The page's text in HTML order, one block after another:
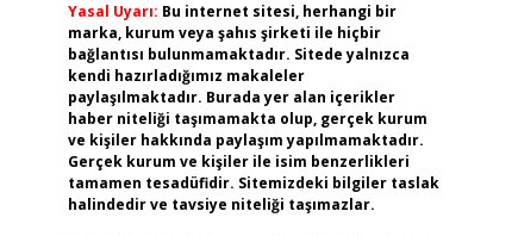
Yasal Uyarı: Bu internet sitesi, herhangi bir
marka, kurum veya şahıs şirketi ile hiçbir
bağlantısı bulunmamaktadır. Sitede yalnızca
kendi hazırladığımız makaleler
paylaşılmaktadır. Burada yer alan içerikler
haber niteliği taşımamakta olup, gerçek kurum
ve kişiler hakkında paylaşım yapılmamaktadır.
Gerçek kurum ve kişiler ile isim benzerlikleri
tamamen tesadüfidir. Sitemizdeki bilgiler taslak
halindedir ve tavsiye niteliği taşımazlar.